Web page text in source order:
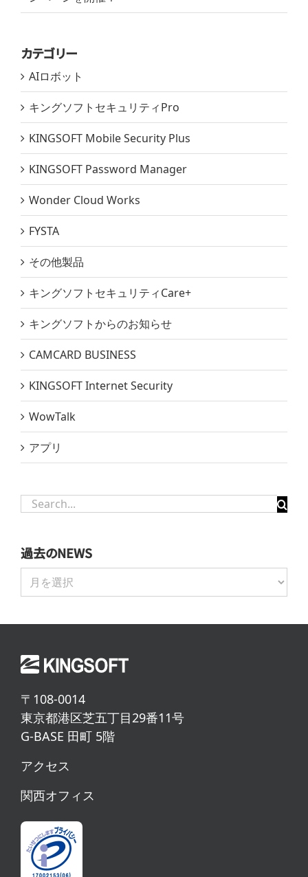
AIロボット
キングソフトセキュリティPro
KINGSOFT Mobile Security Plus
KINGSOFT Password Manager
キングソフトセキュリティCare+
キングソフトからのお知らせ
CAMCARD BUSINESS
for:
過
去
の
〒108-0014
東京都港区芝五丁目29番11号
G-BASE 田町 5階
アクセス
関西オフィス